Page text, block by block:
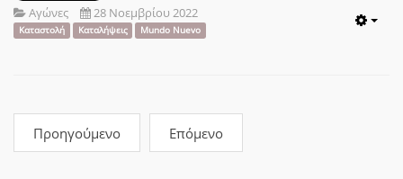
Αγώνες 28 Νοεμβρίου 2022
Καταστολή Καταλήψεις Mundo Nuevo
Προηγούμενο Επόμενο